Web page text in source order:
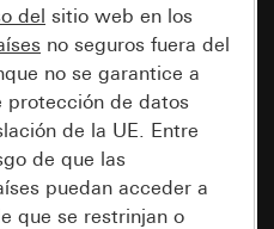
del sitio web en los
no seguros fuera del
no se garantice a
protección de datos
de la UE. Entre
de que las
puedan acceder a
que se restrinjan o